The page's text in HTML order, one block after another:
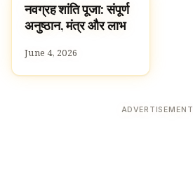
ज्योतिष
नवग्रह शांति पूजा: संपूर्ण
अनुष्ठान, मंत्र और लाभ
June 4, 2026
ADVERTISEMENT